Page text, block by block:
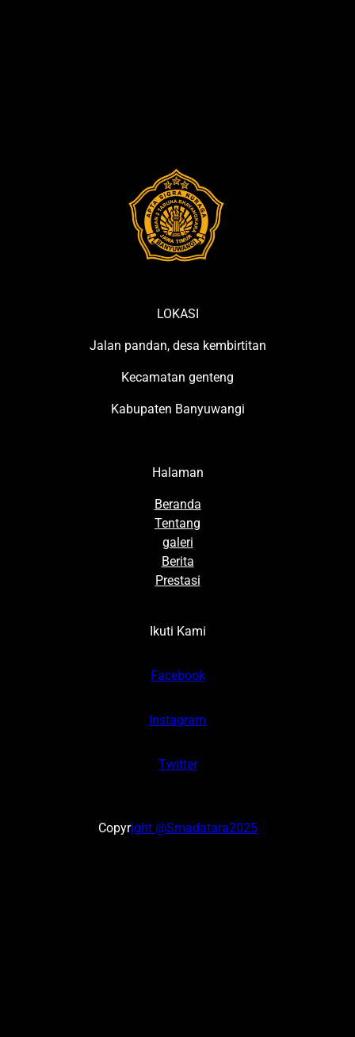
LOKASI
Jalan pandan, desa kembirtitan
Kecamatan genteng
Kabupaten Banyuwangi
Halaman
Beranda
Tentang
galeri
Berita
Prestasi
Ikuti Kami
Facebook
Instagram
Twitter
Copyright @Smadatara2025